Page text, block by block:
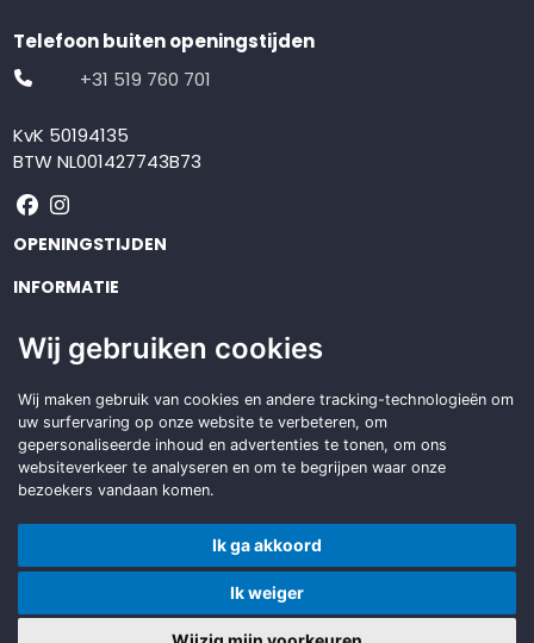
Telefoon buiten openingstijden
+31 519 760 701
KvK 50194135
BTW NL001427743B73
Volg ons op Facebook
Volg ons op Instagram
OPENINGSTIJDEN
INFORMATIE
duurzameoplossing?
Offerte aanvragen
Copyright © 2026 Attack Benelux
BO. Be Original| Powered by
Wij gebruiken cookies
Wij maken gebruik van cookies en andere tracking-technologieën om
uw surfervaring op onze website te verbeteren, om
gepersonaliseerde inhoud en advertenties te tonen, om ons
websiteverkeer te analyseren en om te begrijpen waar onze
bezoekers vandaan komen.
Ik ga akkoord
Ik weiger